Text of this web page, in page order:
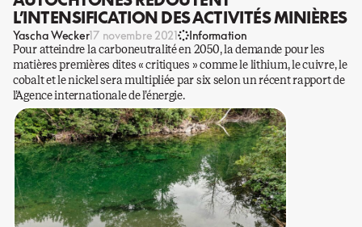
L’INTENSIFICATION DES ACTIVITÉS MINIÈRES
Yascha Wecker17 novembre 2021 Information
Pour atteindre la carboneutralité en 2050, la demande pour les
matières premières dites « critiques » comme le lithium, le cuivre, le
cobalt et le nickel sera multipliée par six selon un récent rapport de
l’Agence internationale de l’énergie.